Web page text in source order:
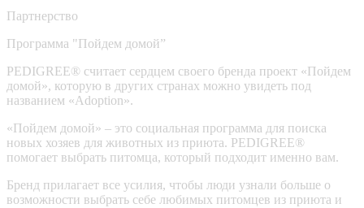
Партнерство
Программа "Пойдем домой”
PEDIGREE® считает сердцем своего бренда проект «Пойдем
домой», которую в других странах можно увидеть под
названием «Adoption».
«Пойдем домой» – это социальная программа для поиска
новых хозяев для животных из приюта. PEDIGREE®
помогает выбрать питомца, который подходит именно вам.
Бренд прилагает все усилия, чтобы люди узнали больше о
возможности выбрать себе любимых питомцев из приюта и